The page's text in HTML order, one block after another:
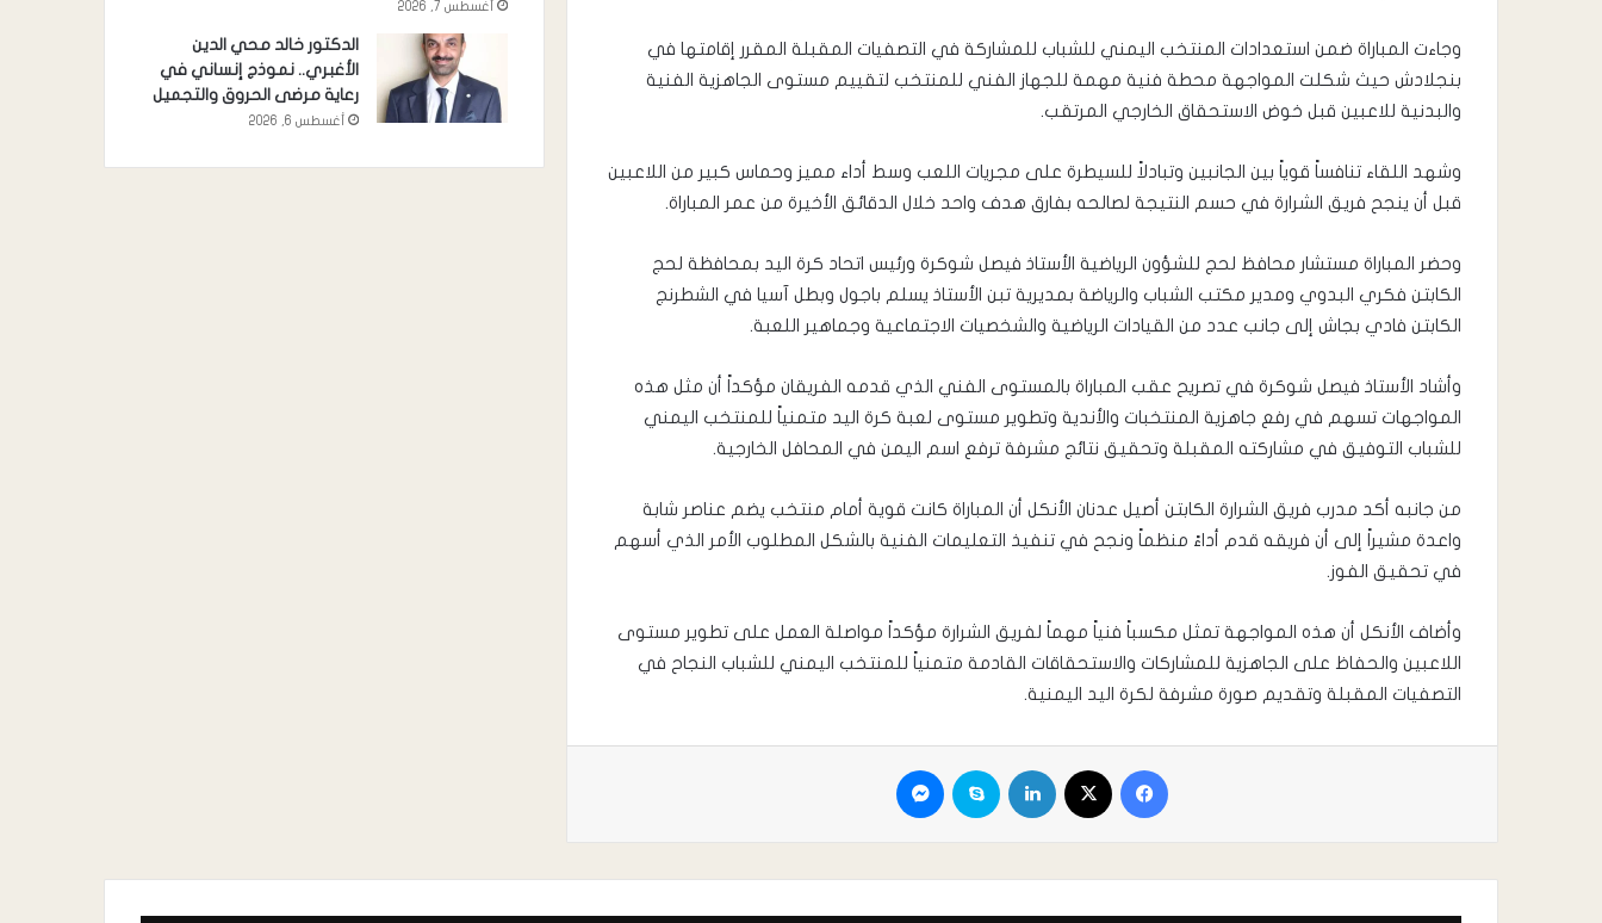
وجاءت المباراة ضمن استعدادات المنتخب اليمني للشباب للمشاركة في التصفيات المقبلة المقرر إقامتها في
بنجلادش حيث شكلت المواجهة محطة فنية مهمة للجهاز الفني للمنتخب لتقييم مستوى الجاهزية الفنية
والبدنية للاعبين قبل خوض الاستحقاق الخارجي المرتقب.
وشهد اللقاء تنافساً قوياً بين الجانبين وتبادلاً للسيطرة على مجريات اللعب وسط أداء مميز وحماس كبير من اللاعبين
قبل أن ينجح فريق الشرارة في حسم النتيجة لصالحه بفارق هدف واحد خلال الدقائق الأخيرة من عمر المباراة.
وحضر المباراة مستشار محافظ لحج للشؤون الرياضية الأستاذ فيصل شوكرة ورئيس اتحاد كرة اليد بمحافظة لحج
الكابتن فكري البدوي ومدير مكتب الشباب والرياضة بمديرية تبن الأستاذ يسلم باجول وبطل آسيا في الشطرنج
الكابتن فادي بجاش إلى جانب عدد من القيادات الرياضية والشخصيات الاجتماعية وجماهير اللعبة.
وأشاد الأستاذ فيصل شوكرة في تصريح عقب المباراة بالمستوى الفني الذي قدمه الفريقان مؤكداً أن مثل هذه
المواجهات تسهم في رفع جاهزية المنتخبات والأندية وتطوير مستوى لعبة كرة اليد متمنياً للمنتخب اليمني
للشباب التوفيق في مشاركته المقبلة وتحقيق نتائج مشرفة ترفع اسم اليمن في المحافل الخارجية.
من جانبه أكد مدرب فريق الشرارة الكابتن أصيل عدنان الأنكل أن المباراة كانت قوية أمام منتخب يضم عناصر شابة
واعدة مشيراً إلى أن فريقه قدم أداءً منظماً ونجح في تنفيذ التعليمات الفنية بالشكل المطلوب الأمر الذي أسهم
في تحقيق الفوز.
وأضاف الأنكل أن هذه المواجهة تمثل مكسباً فنياً مهماً لفريق الشرارة مؤكداً مواصلة العمل على تطوير مستوى
اللاعبين والحفاظ على الجاهزية للمشاركات والاستحقاقات القادمة متمنياً للمنتخب اليمني للشباب النجاح في
التصفيات المقبلة وتقديم صورة مشرفة لكرة اليد اليمنية.
أغسطس 7, 2026
الدكتور خالد محي الدين
الأغبري.. نموذج إنساني في
رعاية مرضى الحروق والتجميل
أغسطس 6, 2026